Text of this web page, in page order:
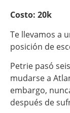
Costo: 20k
Te llevamos a
posición de
Petrie pasó
mudarse a
embargo,
después de